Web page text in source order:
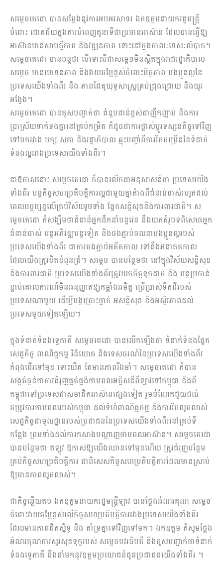
សម្តេចតេជោ បានសម្តែងនូវការអបអរសាទរ ឯកឧត្តមនាយករដ្ឋមន្រ្តី
ចំពោះ ជោគជ័យក្នុងការបំពេញតួនាទីជាប្រធានអាស៊ាន ដែលបានធ្វើឱ្យ
អាស៊ានមានសាមគ្គីភាព និងវឌ្ឍនភាព ទោះនៅក្នុងកាលៈទេសៈលំបាក។
សម្តេចតេជោ បានបន្តថា បើទោះបីជាសម្តេចមិនស្ថិតក្នុងរាជរដ្ឋាភិបាល
សម្តេច មានមោទនភាព និងវាយតម្លៃខ្ពស់ចំពោះមិត្តភាព បងប្អូនល្អនៃ
ប្រទេសយើងទាំងពីរ និង ភាពដៃគូយុទ្ធសាស្រ្តគ្រប់ជ្រុងជ្រោយ និងយូរ
អង្វែង។
សម្តេចតេជោ បានគូសបញ្ជាក់ថា ជំនួបជាន់ខ្ពស់ជាញឹកញាប់ និងការ
ប្រាស្រ័យទាក់ទងគ្នានៅគ្រប់កម្រិត ក៏ដូចជាការផ្លាស់ប្ដូរទស្សនកិច្ចទៅវិញ
ទៅមករវាង បក្ស សភា និងរដ្ឋាភិបាល ឆ្លុះបញ្ចាំពីការរីកចម្រើននៃទំនាក់
ទំនងល្អរវាងប្រទេសយើងទាំងពីរ។
នាឱកាសនោះ សម្តេចតេជោ ក៏បានលើកជាអនុសាសន៍ថា ប្រទេសយើង
ទាំងពីរ បន្តកិច្ចសហប្រតិបត្តិការល្អជាមួយគ្នាតំាងពីជំនាន់ចាស់រហូតដល់
ពេលបច្ចុប្បន្នលើគ្រប់វិស័យរួមទាំង ផ្នែកសន្តិសុខនិងការពារជាតិ។ ស
ម្តេចតេជោ ក៏សង្ឃឹមថាជំនាន់អ្នកដឹកនាំបន្តវេន នឹងយកគំរូបទពិសោធអ្នក
ជំនាន់ចាស់ បន្តអភិវឌ្ឍបន្តទៀត និងចងភ្ជាប់ចលនាបងប្អូនល្អរបស់
ប្រទេសយើងទាំងពីរ ជាការចងភ្ជាប់អតីតកាល ទៅនឹងអនាគតកាល
ដែលយើងត្រូវខិតខំពូនជ្រំ។ សម្តេច បានបន្ថែមថា នៅក្នុងវិស័យសន្តិសុខ
និងការពារជាតិ ប្រទេសយើងទាំងពីរត្រូវយកចិត្តទុកដាក់ និង បន្តប្រកាន់
ខ្ជាប់គោលការណ៍មិនអនុញ្ញាតឱ្យកម្លាំងអមិត្ត ប្រើប្រាស់ទឹកដីរបស់
ប្រទេសណាមួយ ដើម្បីបង្កគ្រោះថ្នាក់ អសន្ដិសុខ និងអស្ថិរភាពដល់
ប្រទេសមួយទៀតឡើយ។
ក្នុងទំនាក់ទំនងទ្វេភាគី សម្តេចតេជោ បានលើកឡើងថា ទំនាក់ទំនងផ្នែក
សេដ្ឋកិច្ច ពាណិជ្ជកម្ម វិនិយោគ និងទេសចរណ៍នៃប្រទេសយើងទាំងពីរ
កំពុងដើរទៅមុខ ទោះយឺត តែមានភាពរឹងមាំ។ សម្តេចតេជោ ក៏បាន
សង្កត់ធ្ងន់ថាការជំរុញផ្គត់ផ្គង់ថាមពលអគ្គិសនីពីឡាវទៅកម្ពុជា និងពី
កម្ពុជាទៅប្រទេសជាសមាជិកអាស៊ានផ្សេងទៀត រួមចំណែកជួយដល់
តម្រូវការថាមពលរបស់កម្ពុជា ដល់ទំហំពាណិជ្ជកម្ម និងការរីកលូតលាស់
សេដ្ឋកិច្ចជាមូលដ្ឋានរបស់ប្រជាជននៃប្រទេសយើងទាំងពីរនៅគ្រប់ទី
កន្លែង ព្រមទាំងដល់ការកសាងបណ្តាញថាមពលអាស៊ាន។ សម្តេចតេជោ
បានបន្ថែមថា ឥឡូវ ឱកាសឱ្យយើងឈានទៅមុខហើយ ត្រូវជំរុញបន្ថែម
គ្រប់កិច្ចសហប្រតិបត្តិការ ជាពិសេសកិច្ចសហប្រតិបត្តិការដែលមានស្រាប់
ឱ្យមានភាពលូតលាស់។
ជាកិច្ចឆ្លើយតប ឯកឧត្តមនាយករដ្ឋមន្រ្តីឡាវ បានថ្លែងអំណរគុណ សម្តេច
ចំពោះវាយតម្លៃខ្ពស់លើកិច្ចសហប្រតិបត្តិការរវាងប្រទេសយើងទាំងពីរ
ដែលមានភាពជិតស្និទ្ធ និង គាំទ្រគ្នាទៅវិញទៅមក។ ឯកឧត្តម ក៏សូមថ្លែង
អំណរគុណការសួរសុខទុក្ខរបស់ សម្តេចបវរធិបតី និងគូសបញ្ជាក់ថាទំនាក់
ទំនងទ្វេភាគី នឹងនាំមកនូវឧត្តមប្រយោជន៍ជូនប្រជាជនយើងទាំងពីរ ។